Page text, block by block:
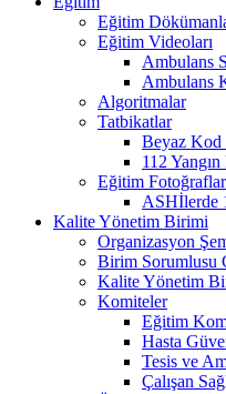
Eğitim
Eğitim Videoları
Ambulans
Ambulans
Algoritmalar
Tatbikatlar
Beyaz Kod
112
Eğitim Fotoğraflar
ASHİlerde
Kalite Yönetim Birimi
Organizasyon
Birim Sorumlusu
Kalite Yönetim
Komiteler
Eğitim
Hasta
Tesis ve
Çalışan